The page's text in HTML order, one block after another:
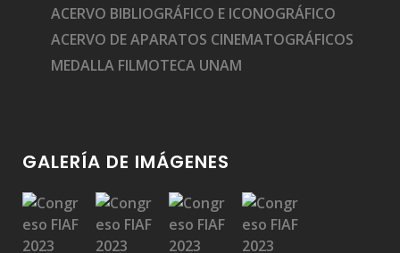
ACERVO BIBLIOGRÁFICO E ICONOGRÁFICO
ACERVO DE APARATOS CINEMATOGRÁFICOS
MEDALLA FILMOTECA UNAM
GALERÍA DE IMÁGENES